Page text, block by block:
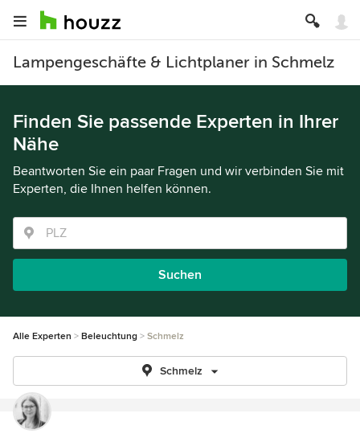
Lampengeschäfte & Lichtplaner in Schmelz
Finden Sie passende Experten in Ihrer
Nähe
Beantworten Sie ein paar Fragen und wir verbinden Sie mit
Experten, die Ihnen helfen können.
Suchen
Alle Experten Beleuchtung Schmelz
Schmelz